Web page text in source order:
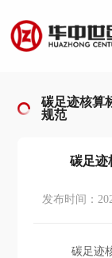
碳足迹核算
规范
碳足迹
发布时间：
碳足迹